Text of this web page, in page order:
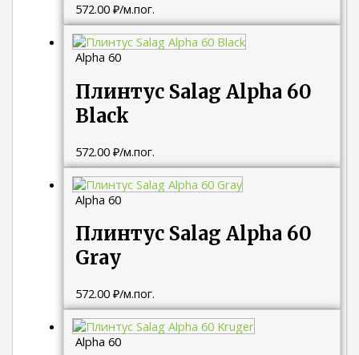
572.00₽/м.пог.
Alpha 60
Плинтус Salag Alpha 60
Black
572.00₽/м.пог.
Alpha 60
Плинтус Salag Alpha 60
Gray
572.00₽/м.пог.
Alpha 60